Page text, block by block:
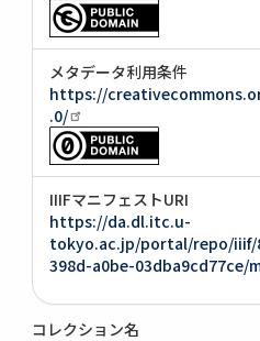
メタデータ利用条件
https://
.0/
IIIFマニフェストURI
https://da.dl.itc.u-
tokyo.ac.jp/portal/repo/iiif/
398d-a0be-03dba9cd77ce/
コレクション名